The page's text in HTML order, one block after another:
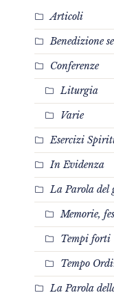
Articoli
Benedizione
Conferenze
Liturgia
Varie
Esercizi
In Evidenza
La Parola del
Memorie,
Tempi forti
Tempo
La Parola